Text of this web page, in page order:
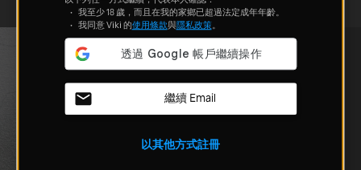
我至少 18 歲，而且在我的家鄉已超過法定成年年齡。
我同意 Viki 的使用條款與隱私政策。
繼續 Email
以其他方式註冊